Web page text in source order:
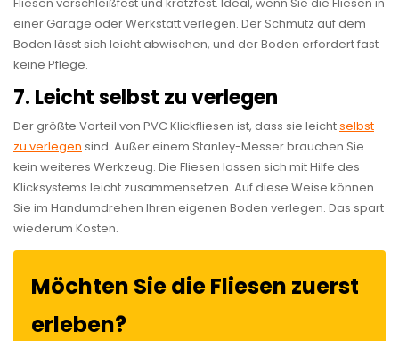
einer Garage oder Werkstatt verlegen. Der Schmutz auf dem
Boden lässt sich leicht abwischen, und der Boden erfordert fast
keine Pflege.
7. Leicht selbst zu verlegen
Der größte Vorteil von PVC Klickfliesen ist, dass sie leichtselbst
zu verlegen sind. Außer einem Stanley-Messer brauchen Sie
kein weiteres Werkzeug. Die Fliesen lassen sich mit Hilfe des
Klicksystems leicht zusammensetzen. Auf diese Weise können
Sie im Handumdrehen Ihren eigenen Boden verlegen. Das spart
wiederum Kosten.
Möchten Sie die Fliesen zuerst
erleben?